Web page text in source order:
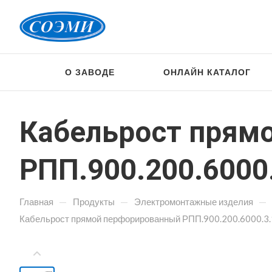
О ЗАВОДЕ ОНЛАЙН КАТАЛОГ
Кабельрост
Главная — Продукты — Электромонтажные изделия —
Кабельрост прямой перфорированный